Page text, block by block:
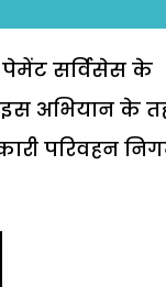
सर्विसेस के
इस अभियान के
परिवहन